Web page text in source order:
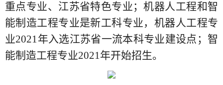
重点专业、江苏省特色专业；机器人工程和智
能制造工程专业是新工科专业，机器人工程专
业2021年入选江苏省一流本科专业建设点；智
能制造工程专业2021年开始招生。